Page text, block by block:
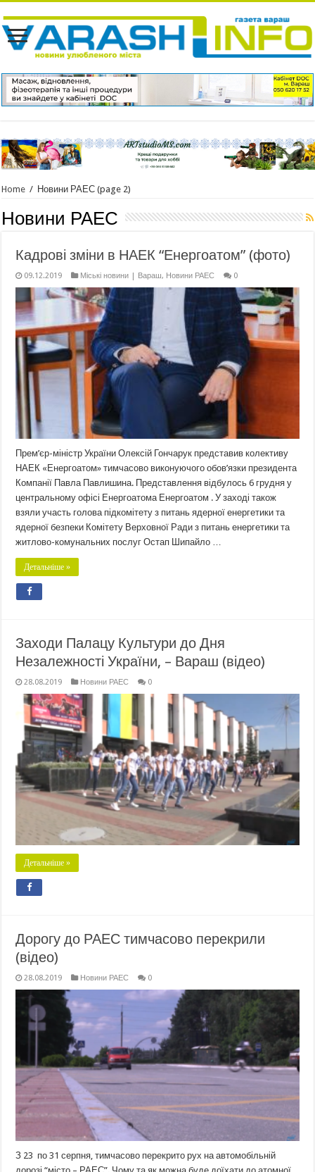
Home / Новини РАЕС (page 2)
Новини РАЕС
Кадрові зміни в НАЕК “Енергоатом” (фото)
09.12.2019 Міські новини | Вараш, Новини РАЕС 0
Прем’єр-міністр України Олексій Гончарук представив колективу
НАЕК «Енергоатом» тимчасово виконуючого обов’язки президента
Компанії Павла Павлишина. Представлення відбулось 6 грудня у
центральному офісі Енергоатома Енергоатом . У заході також
взяли участь голова підкомітету з питань ядерної енергетики та
ядерної безпеки Комітету Верховної Ради з питань енергетики та
житлово-комунальних послуг Остап Шипайло …
Детальніше »
Заходи Палацу Культури до Дня
Незалежності України, – Вараш (відео)
28.08.2019 Новини РАЕС 0
Детальніше »
Дорогу до РАЕС тимчасово перекрили
(відео)
28.08.2019 Новини РАЕС 0
З 23 по 31 серпня, тимчасово перекрито рух на автомобільній